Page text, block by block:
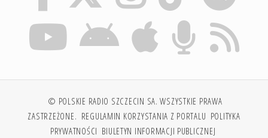
© POLSKIE RADIO SZCZECIN SA. WSZYSTKIE PRAWA
ZASTRZEŻONE. REGULAMIN KORZYSTANIA Z PORTALU POLITYKA
PRYWATNOŚCI BIULETYN INFORMACJI PUBLICZNEJ